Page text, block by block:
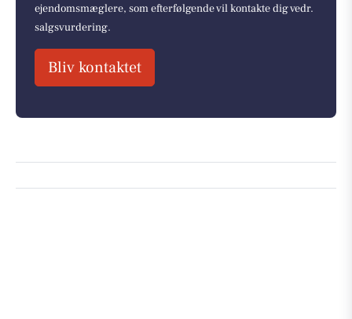
ejendomsmæglere, som efterfølgende vil kontakte dig vedr.
salgsvurdering.
Bliv kontaktet